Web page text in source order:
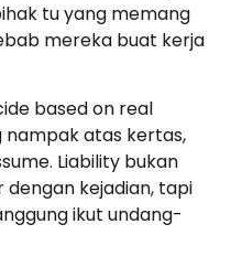
tu yang memang
mereka buat kerja
based on real
nampak atas kertas,
Liability bukan
kejadian, tapi
ikut undang-